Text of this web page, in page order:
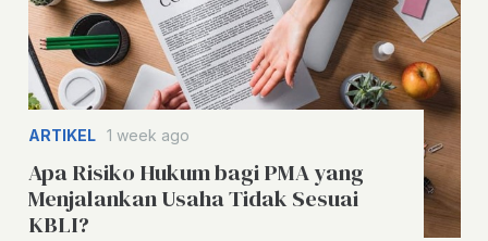
ARTIKEL 1 week ago
Apa Risiko Hukum bagi PMA yang
Menjalankan Usaha Tidak Sesuai
KBLI?